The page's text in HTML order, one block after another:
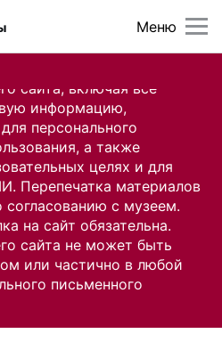
сайта, включая все
информацию,
персонального
а также
целях и для
Перепечатка материалов
согласованию с музеем.
на сайт обязательна.
сайта не может быть
или частично в любой
письменного
Меню